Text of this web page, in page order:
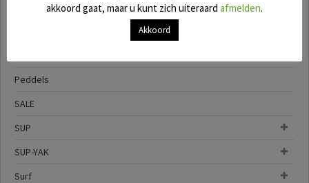
Peddels
SALE
SUP
SUP-YAK
Surf
akkoord gaat, maar u kunt zich uiteraard afmelden.
Akkoord